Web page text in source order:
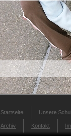
Startseite Unsere
Archiv Kontakt